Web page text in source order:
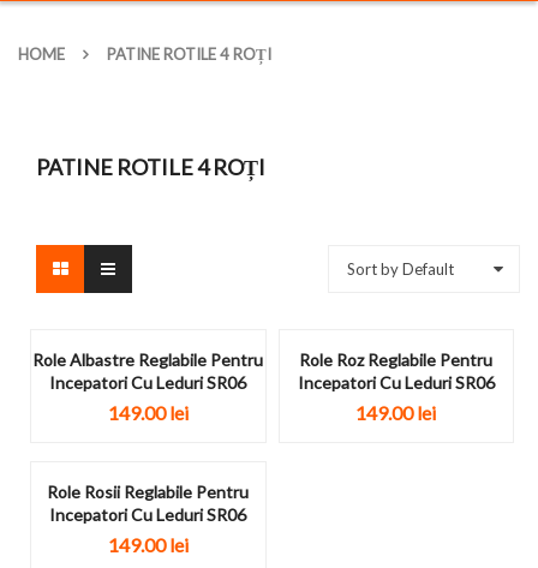
HOME PATINE ROTILE 4 ROȚI
PATINE ROTILE 4 ROȚI
Sort by Default
Role Albastre Reglabile Pentru
Incepatori Cu Leduri SR06
149.00lei
Role Roz Reglabile Pentru
Incepatori Cu Leduri SR06
149.00lei
Role Rosii Reglabile Pentru
Incepatori Cu Leduri SR06
149.00lei